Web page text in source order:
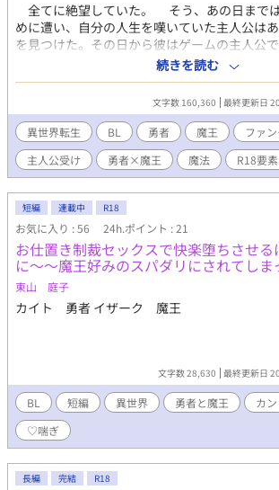
全てに絶望していた。 そう、あの日ま
めに遭い、自分の人生を嘆いていた主人公は
を見つけた。その日から彼はゲームの主人公で
ツラい学校生活にも耐える勇気を貰った。
のせいで電車に跳ねられそうになった彼は目
ゲームのラスボスである魔王に転生してい
い。どうにか人間と魔族が共存する方法は
魔王の関係はどうなるのか！？ 性描写を含む
てます。 小説家になろう・カクヨム・エブリ
ルアップでも連載してます ※【新作】「超絶ネ
世界で勇者召喚されました。」連載中です。
のお話です。良かったら見てってください！※
続きを読む
文字数 160,360 最終更新日
異世界転生 BL 勇者 魔王 ファ
主人公受け
勇者×魔王 魔法 R18要
短編 連載中 R18
お気に入り : 56 24h.ポイント : 21
お仕置き制裁セックスで快楽堕ちさせる
に〜〜魔王好みのスパダリにされてしま
東山 庭子
カイト 勇者 イザーク 魔王
文字数 28,630 最終更新日
BL 短編 異世界 勇者と魔王
カ
♡喘ぎ
長編 完結 R18